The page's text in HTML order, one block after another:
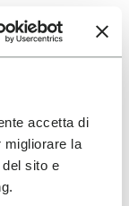
accetta di
migliorare la
sito e
e
dati personali